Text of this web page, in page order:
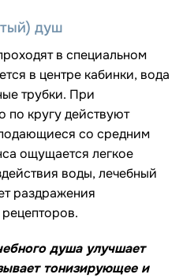
душ
в специальном
в центре кабинки, вода
трубки. При
по кругу действуют
со средним
ощущается легкое
воды, лечебный
раздражения
душа улучшает
тонизирующее и